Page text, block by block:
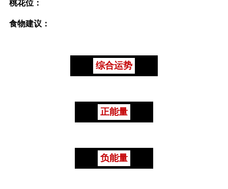
桃花位：
食物建议：
综合运势
正能量
负能量